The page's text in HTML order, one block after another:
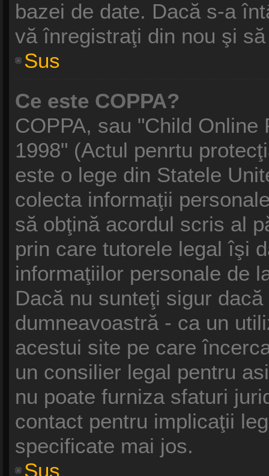
bazei de date. Dacă s-a
vă înregistraţi din nou şi
Sus
Ce este COPPA?
COPPA, sau "Child
1998" (Actul penrtu
este o lege din Statele
colecta informaţii
să obţină acordul scris al
prin care tutorele legal îşi
informaţiilor personale de
Dacă nu sunteţi sigur
dumneavoastră - ca un
acestui site pe care
un consilier legal pentru
nu poate furniza sfaturi
contact pentru implicaţii
specificate mai jos.
Sus